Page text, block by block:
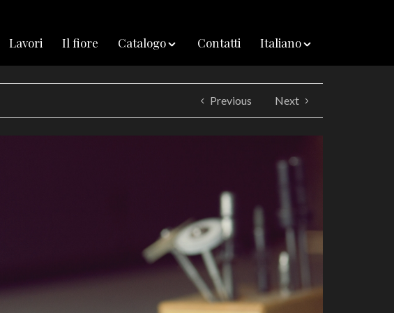
Lavori Il fiore Catalogo Contatti Italiano
Previous Next